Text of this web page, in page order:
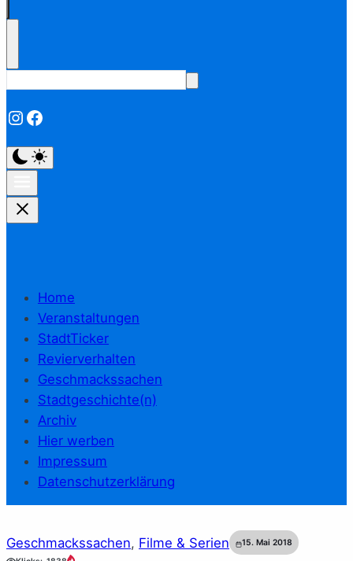
Instagram
Facebook
Home
Veranstaltungen
StadtTicker
Revierverhalten
Geschmackssachen
Stadtgeschichte(n)
Archiv
Hier werben
Impressum
Datenschutzerklärung
Geschmackssachen, Filme & Serien
15. Mai 2018